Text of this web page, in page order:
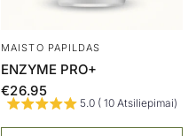
MAISTO PAPILDAS
ENZYME PRO+
€26.95
5.0 ( 10 Atsiliepimai)